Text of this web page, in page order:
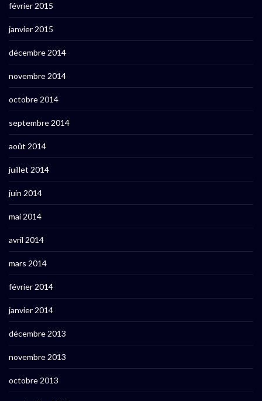
février 2015
janvier 2015
décembre 2014
novembre 2014
octobre 2014
septembre 2014
août 2014
juillet 2014
juin 2014
mai 2014
avril 2014
mars 2014
février 2014
janvier 2014
décembre 2013
novembre 2013
octobre 2013